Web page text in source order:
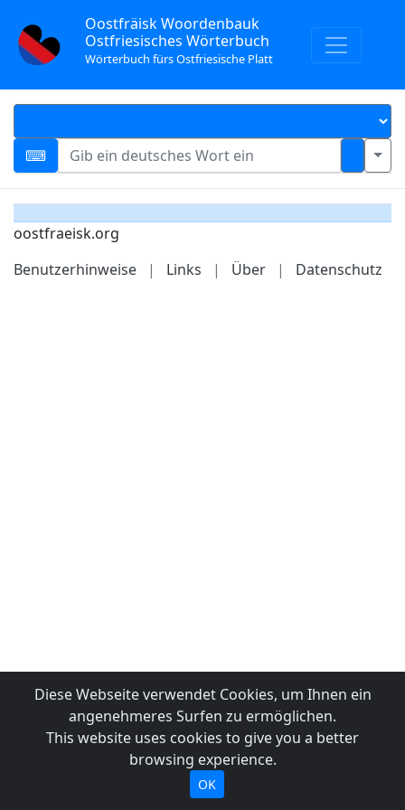
Oostfräisk Woordenbauk
Ostfriesisches Wörterbuch
Wörterbuch fürs Ostfriesische Platt
oostfraeisk.org
Benutzerhinweise
| Links | Über | Datenschutz
Diese Webseite verwendet Cookies, um Ihnen ein
angenehmeres Surfen zu ermöglichen.
This website uses cookies to give you a better
browsing experience.
OK